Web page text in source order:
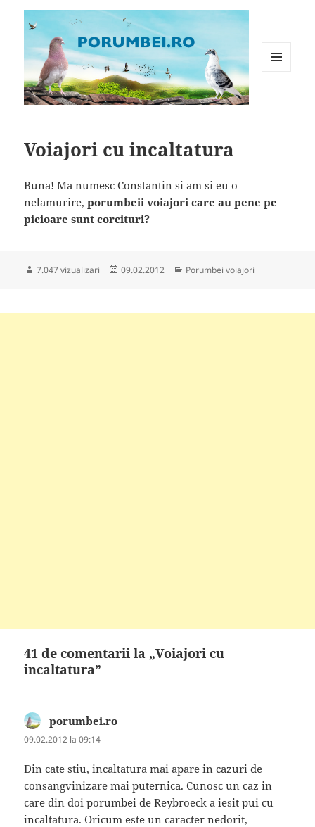
Voiajori cu incaltatura
Buna! Ma numesc Constantin si am si eu o
nelamurire,porumbeii voiajori care au pene pe
picioare sunt corcituri?
7.047 vizualizari
Publicat
09.02.2012 Categorii
Porumbei voiajori
41 de comentarii la „Voiajori cu
incaltatura”
porumbei.ro
09.02.2012 la 09:14
Din cate stiu, incaltatura mai apare in cazuri de
consangvinizare mai puternica. Cunosc un caz in
care din doi porumbei de Reybroeck a iesit pui cu
incaltatura. Oricum este un caracter nedorit,